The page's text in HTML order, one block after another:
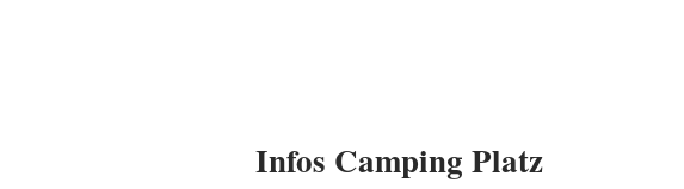
Infos Camping Platz